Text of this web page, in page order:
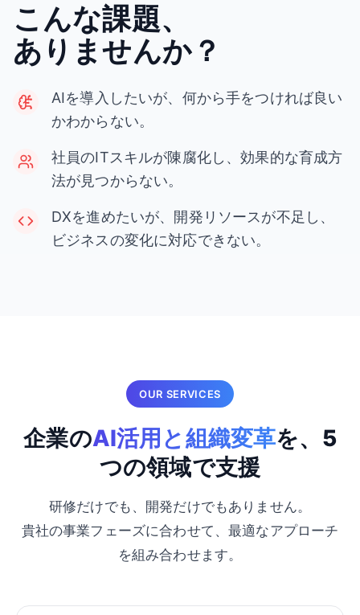
こんな課題、
ありませんか？
AIを導入したいが、何から手をつければ良い
かわからない。
社員のITスキルが陳腐化し、効果的な育成方
法が見つからない。
DXを進めたいが、開発リソースが不足し、
ビジネスの変化に対応できない。
OUR SERVICES
企業のAI活用と組織変革を、5
つの領域で支援
研修だけでも、開発だけでもありません。
貴社の事業フェーズに合わせて、最適なアプローチ
を組み合わせます。